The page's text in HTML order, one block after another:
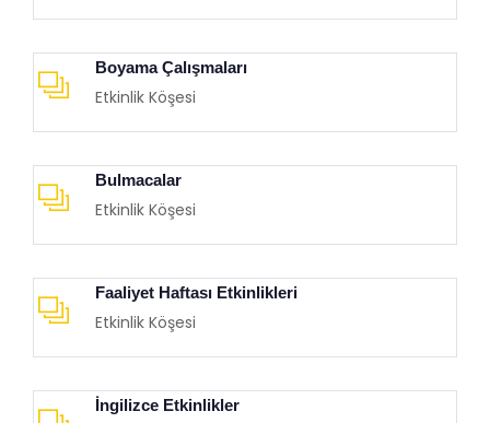
Boyama Çalışmaları
Etkinlik Köşesi
Bulmacalar
Etkinlik Köşesi
Faaliyet Haftası Etkinlikleri
Etkinlik Köşesi
İngilizce Etkinlikler